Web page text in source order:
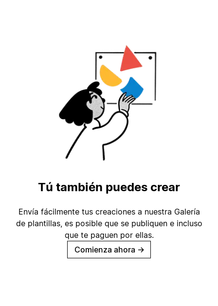
Tú también puedes crear
Envía fácilmente tus creaciones a nuestra Galería
de plantillas, es posible que se publiquen e incluso
que te paguen por ellas.
Comienza ahora →